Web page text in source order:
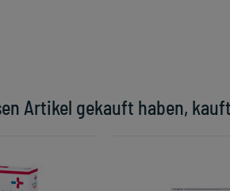
Artikel gekauft haben,